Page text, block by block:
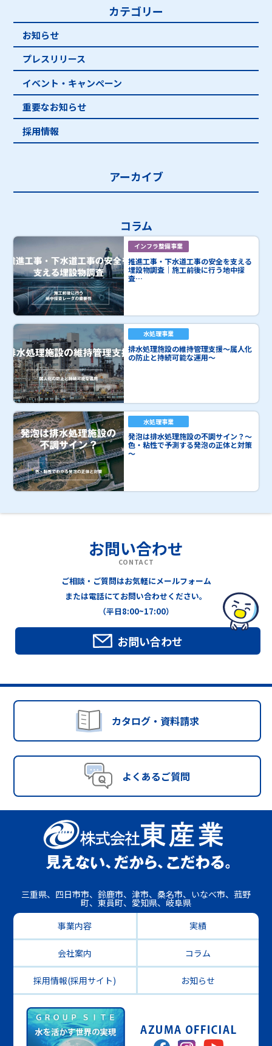
カテゴリー
お知らせ
プレスリリース
イベント・キャンペーン
重要なお知らせ
採用情報
アーカイブ
コラム
インフラ整備事業
推進工事・下水道工事の安全を支える
埋設物調査｜施工前後に行う地中探
査…
水処理事業
排水処理施設の維持管理支援～属人化
の防止と持続可能な運用～
水処理事業
発泡は排水処理施設の不調サイン？～
色・粘性で予測する発泡の正体と対策
～
お問い合わせ
CONTACT
ご相談・ご質問はお気軽にメールフォーム
または電話にてお問い合わせください。
（平日8:00~17:00）
お問い合わせ
カタログ・資料請求
よくあるご質問
三重県、四日市市、鈴鹿市、津市、桑名市、いなべ市、菰野
町、東員町、愛知県、岐阜県
事業内容
実績
会社案内 コラム
採用情報(採用サイト) お知らせ